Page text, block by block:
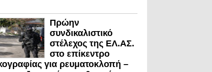
Πρώην
συνδικαλιστικό
στέλεχος της ΕΛ.ΑΣ.
στο επίκεντρο
για ρευματοκλοπή –